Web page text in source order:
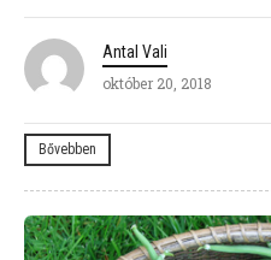
Antal Vali
október 20, 2018
Bővebben